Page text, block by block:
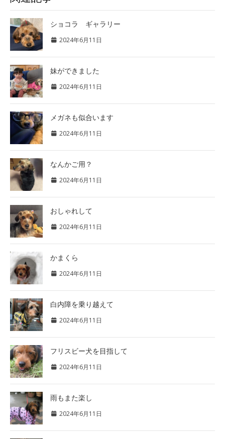
ショコラ ギャラリー
2024年6月11日
妹ができました
2024年6月11日
メガネも似合います
2024年6月11日
なんかご用？
2024年6月11日
おしゃれして
2024年6月11日
かまくら
2024年6月11日
白内障を乗り越えて
2024年6月11日
フリスビー犬を目指して
2024年6月11日
雨もまた楽し
2024年6月11日